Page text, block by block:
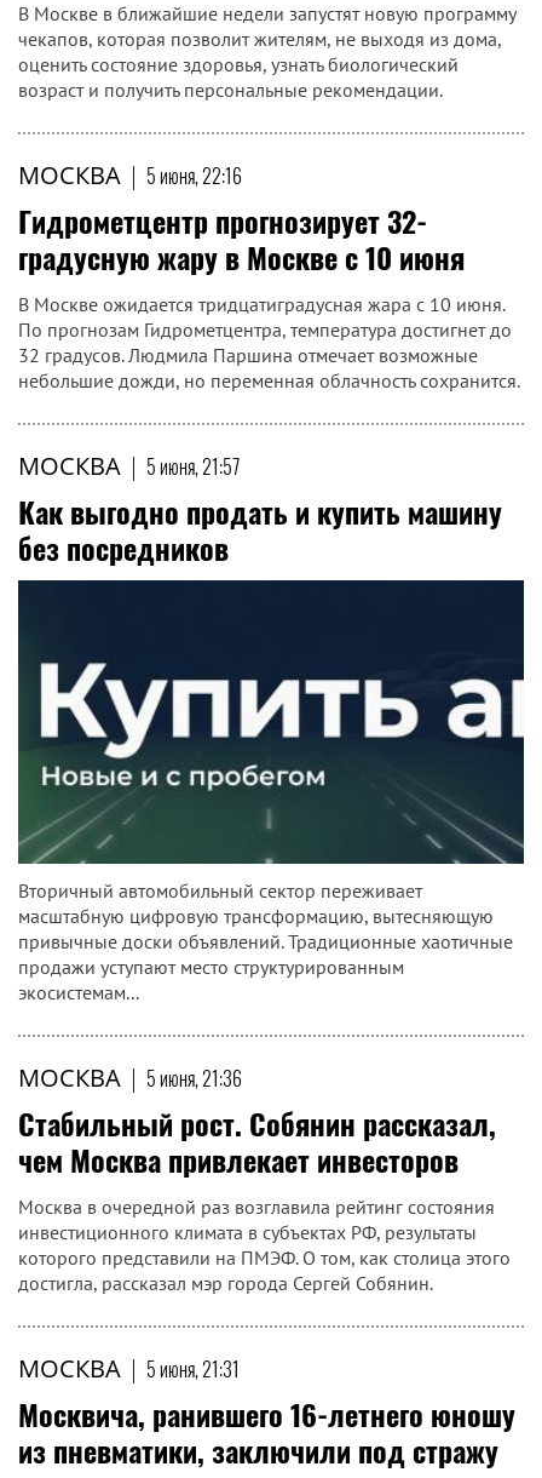
В Москве в ближайшие недели запустят новую программу
чекапов, которая позволит жителям, не выходя из дома,
оценить состояние здоровья, узнать биологический
возраст и получить персональные рекомендации.
МОСКВА | 5 июня, 22:16
Гидрометцентр прогнозирует 32-
градусную жару в Москве с 10 июня
В Москве ожидается тридцатиградусная жара с 10 июня.
По прогнозам Гидрометцентра, температура достигнет до
32 градусов. Людмила Паршина отмечает возможные
небольшие дожди, но переменная облачность сохранится.
МОСКВА | 5 июня, 21:57
Как выгодно продать и купить машину
без посредников
Вторичный автомобильный сектор переживает
масштабную цифровую трансформацию, вытесняющую
привычные доски объявлений. Традиционные хаотичные
продажи уступают место структурированным
экосистемам...
МОСКВА | 5 июня, 21:36
Стабильный рост. Собянин рассказал,
чем Москва привлекает инвесторов
Москва в очередной раз возглавила рейтинг состояния
инвестиционного климата в субъектах РФ, результаты
которого представили на ПМЭФ. О том, как столица этого
достигла, рассказал мэр города Сергей Собянин.
МОСКВА | 5 июня, 21:31
Москвича, ранившего 16-летнего юношу
из пневматики, заключили под стражу